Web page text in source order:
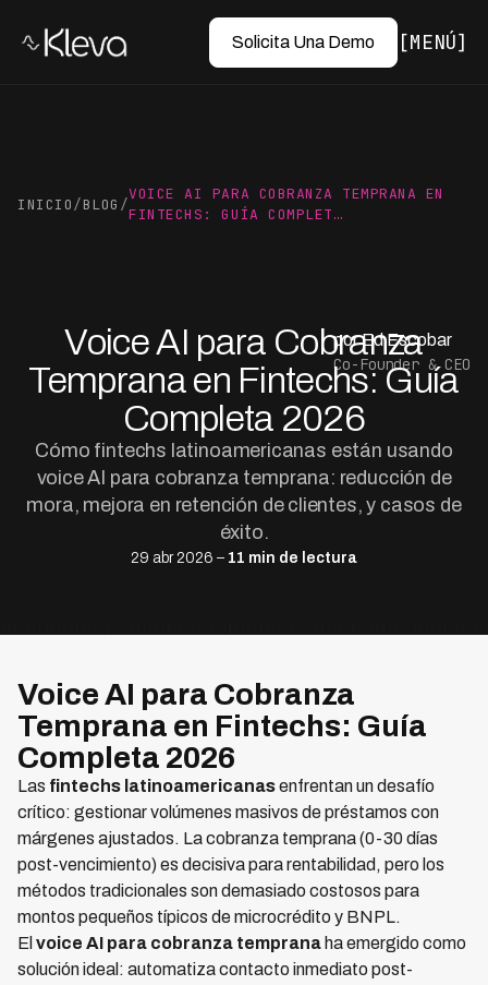
Solicita Una Demo MENÚ
INICIO/BLOG /
VOICE AI PARA COBRANZA TEMPRANA EN
FINTECHS: GUÍA COMPLET…
Voice AI para Cobranza
Temprana en Fintechs: Guía
Completa 2026
Cómo fintechs latinoamericanas están usando
voice AI para cobranza temprana: reducción de
mora, mejora en retención de clientes, y casos de
éxito.
29 abr 2026 – 11 min de lectura
por Ed Escobar
Co-Founder & CEO
Voice AI para Cobranza
Temprana en Fintechs: Guía
Completa 2026
Las fintechs latinoamericanasenfrentan un desafío
crítico: gestionar volúmenes masivos de préstamos con
márgenes ajustados. La cobranza temprana (0-30 días
post-vencimiento) es decisiva para rentabilidad, pero los
métodos tradicionales son demasiado costosos para
montos pequeños típicos de microcrédito y BNPL.
El voice AI para cobranza temprana ha emergido como
solución ideal: automatiza contacto inmediato post-